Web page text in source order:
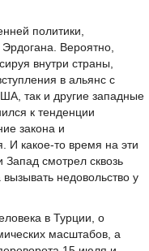
политики,
Вероятно,
внутри страны,
в альянс с
так и другие западные
к тенденции
закона и
И какое-то время на эти
Запад смотрел сквозь
недовольство у
в Турции, о
масштабов, а